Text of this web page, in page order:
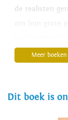
de realisten
Meer
Dit boek is